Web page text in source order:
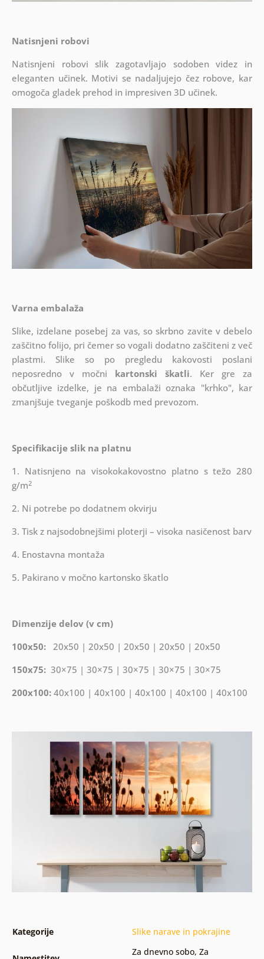
Natisnjeni robovi
Natisnjeni robovi slik zagotavljajo sodoben videz in
eleganten učinek. Motivi se nadaljujejo čez robove, kar
omogoča gladek prehod in impresiven 3D učinek.
Varna embalaža
Slike, izdelane posebej za vas, so skrbno zavite v debelo
zaščitno folijo, pri čemer so vogali dodatno zaščiteni z več
plastmi. Slike so po pregledu kakovosti poslani
neposredno v močni kartonski škatli. Ker gre za
občutljive izdelke, je na embalaži oznaka "krhko", kar
zmanjšuje tveganje poškodb med prevozom.
Specifikacije slik na platnu
1. Natisnjeno na visokokakovostno platno s težo 280
g/m2
2. Ni potrebe po dodatnem okvirju
3. Tisk z najsodobnejšimi ploterji – visoka nasičenost barv
4. Enostavna montaža
5. Pakirano v močno kartonsko škatlo
Dimenzije delov (v cm)
100x50: 20x50 | 20x50 | 20x50 | 20x50 | 20x50
150x75: 30×75 | 30×75 | 30×75 | 30×75 | 30×75
200x100: 40x100 | 40x100 | 40x100 | 40x100 | 40x100
Kategorije Slike narave in pokrajine
Za dnevno sobo, Za